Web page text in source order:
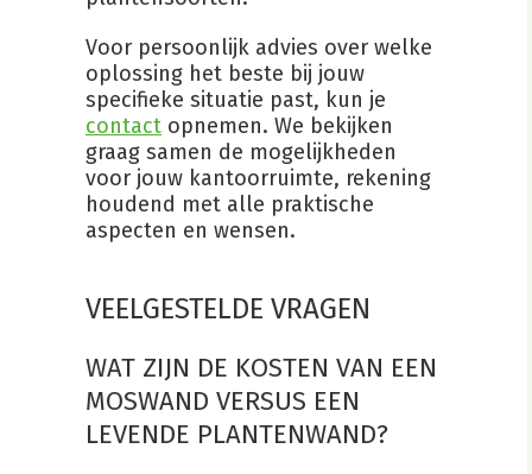
Voor persoonlijk advies over welke
oplossing het beste bij jouw
specifieke situatie past, kun je
contact opnemen. We bekijken
graag samen de mogelijkheden
voor jouw kantoorruimte, rekening
houdend met alle praktische
aspecten en wensen.
VEELGESTELDE VRAGEN
WAT ZIJN DE KOSTEN VAN EEN
MOSWAND VERSUS EEN
LEVENDE PLANTENWAND?